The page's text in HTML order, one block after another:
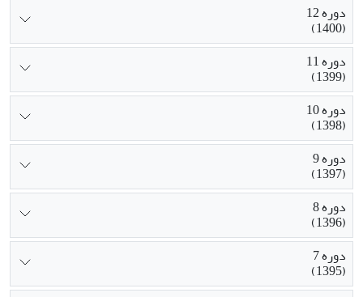
دوره 12
(1400)
دوره 11
(1399)
دوره 10
(1398)
دوره 9
(1397)
دوره 8
(1396)
دوره 7
(1395)